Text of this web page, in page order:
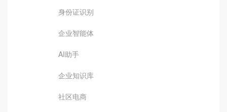
身份证识别
企业智能体
AI助手
企业知识库
社区电商